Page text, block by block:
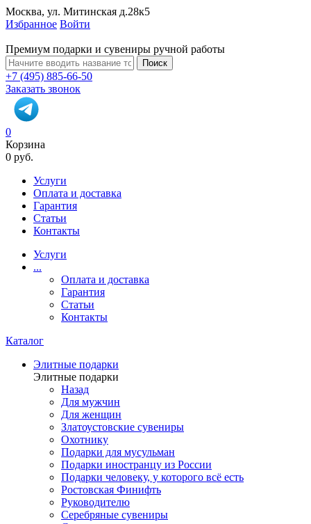
Москва, ул. Митинская д.28к5
Избранное Войти
Премиум подарки и сувениры ручной работы
Поиск
+7 (495) 885-66-50
Заказать звонок
0
Корзина
0 руб.
Услуги
Оплата и доставка
Гарантия
Статьи
Контакты
Услуги
...
Оплата и доставка
Гарантия
Статьи
Контакты
Каталог
Элитные подарки
Элитные подарки
Назад
Для мужчин
Для женщин
Златоустовские сувениры
Охотнику
Подарки для мусульман
Подарки иностранцу из России
Подарки человеку, у которого всё есть
Ростовская Финифть
Руководителю
Серебряные сувениры